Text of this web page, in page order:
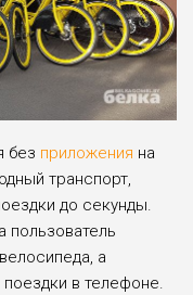
без приложения на
транспорт,
до секунды.
пользователь
а
в телефоне.